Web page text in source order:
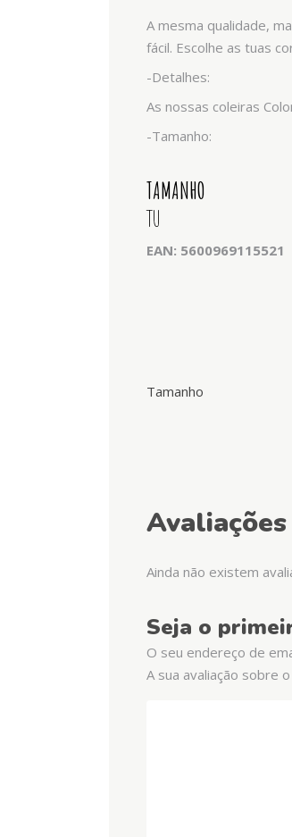
A mesma qualidade,
fácil. Escolhe as tuas
-Detalhes:
As nossas coleiras
-Tamanho:
TAMANHO
TU
EAN: 5600969115521
Tamanho
Avaliações
Ainda não existem
Seja o
O seu endereço de
A sua avaliação sobre